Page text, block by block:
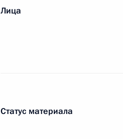
среда»
Лица
Статус материала